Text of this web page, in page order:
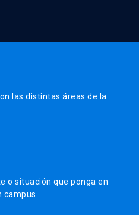
las distintas áreas de la
o situación que ponga en
campus.